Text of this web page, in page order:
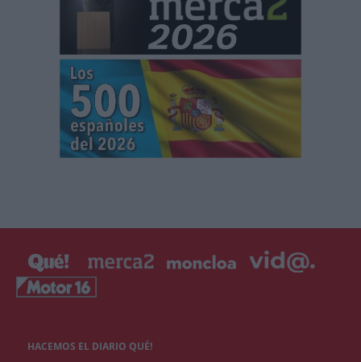
HACEMOS EL DIARIO QUÉ!